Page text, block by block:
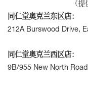
（
同仁堂奥克兰东区店：
212A Burswood Drive,
同仁堂奥克兰西区店：
9B/955 New North